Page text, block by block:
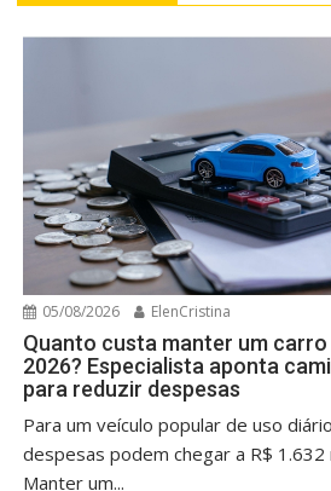
05/08/2026 ElenCristina
Quanto custa manter um carro
2026? Especialista aponta
para reduzir despesas
Para um veículo popular de uso
despesas podem chegar a R$ 1.632
Manter um...